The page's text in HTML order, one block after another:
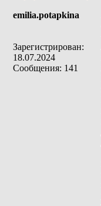
emilia.potapkina
Зарегистрирован:
18.07.2024
Сообщения: 141